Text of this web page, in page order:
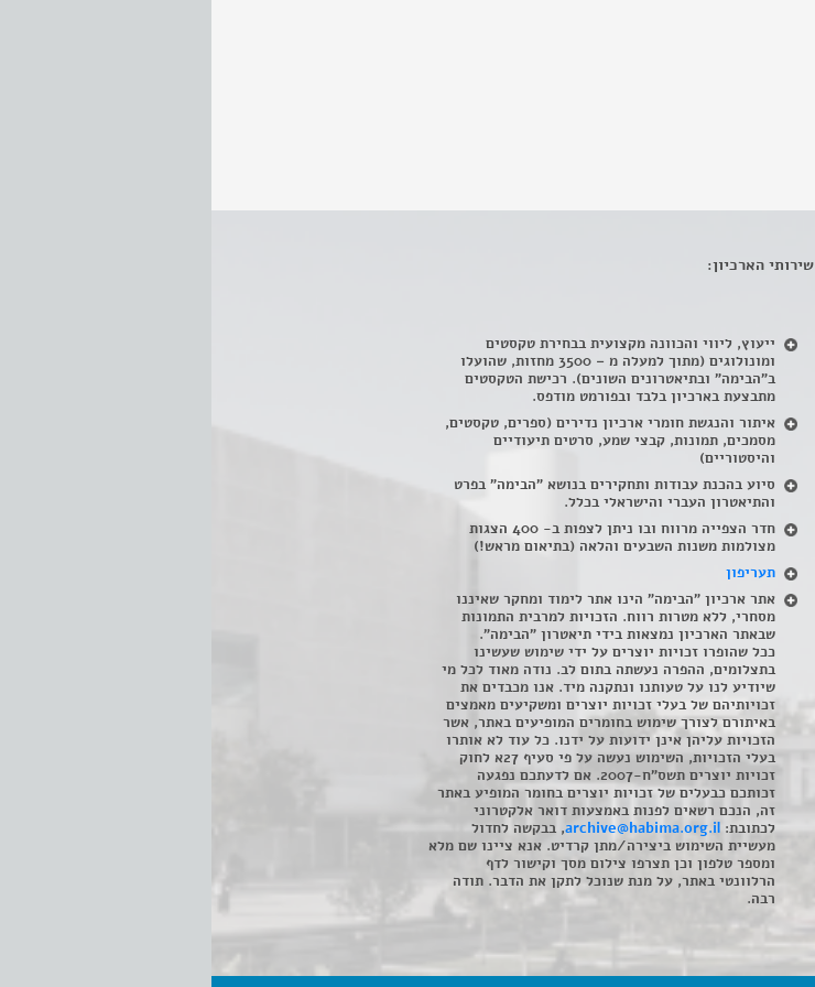
שירותי הארכיון:
ייעוץ, ליווי והכוונה מקצועית בבחירת טקסטים
ומונולוגים (מתוך למעלה מ – 3500 מחזות, שהועלו
ב"הבימה" ובתיאטרונים השונים). רכישת הטקסטים
מתבצעת בארכיון בלבד ובפורמט מודפס.
איתור והנגשת חומרי ארכיון נדירים (ספרים, טקסטים,
מסמכים, תמונות, קבצי שמע, סרטים תיעודיים
והיסטוריים)
סיוע בהכנת עבודות ותחקירים בנושא "הבימה" בפרט
והתיאטרון העברי והישראלי בכלל.
חדר הצפייה מרווח ובו ניתן לצפות ב- 400 הצגות
מצולמות משנות השבעים והלאה (בתיאום מראש!)
תעריפון
אתר ארכיון "הבימה" הינו אתר לימוד ומחקר שאיננו
מסחרי, ללא מטרות רווח. הזכויות למרבית התמונות
שבאתר הארכיון נמצאות בידי תיאטרון "הבימה".
ככל שהופרו זכויות יוצרים על ידי שימוש שעשינו
בתצלומים, ההפרה נעשתה בתום לב. נודה מאוד לכל מי
שיודיע לנו על טעותנו ונתקנה מיד. אנו מכבדים את
זכויותיהם של בעלי זכויות יוצרים ומשקיעים מאמצים
באיתורם לצורך שימוש בחומרים המופיעים באתר, אשר
הזכויות עליהן אינן ידועות על ידנו. כל עוד לא אותרו
בעלי הזכויות, השימוש נעשה על פי סעיף 27א לחוק
זכויות יוצרים תשס"ח-2007. אם לדעתכם נפגעה
זכותכם כבעלים של זכויות יוצרים בחומר המופיע באתר
זה, הנכם רשאים לפנות באמצעות דואר אלקטרוני
לכתובת: archive@habima.org.il, בבקשה לחדול
מעשיית השימוש ביצירה/מתן קרדיט. אנא ציינו שם מלא
ומספר טלפון וכן תצרפו צילום מסך וקישור לדף
הרלוונטי באתר, על מנת שנוכל לתקן את הדבר. תודה
רבה.